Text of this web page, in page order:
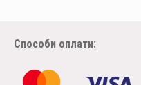
Способи оплати: